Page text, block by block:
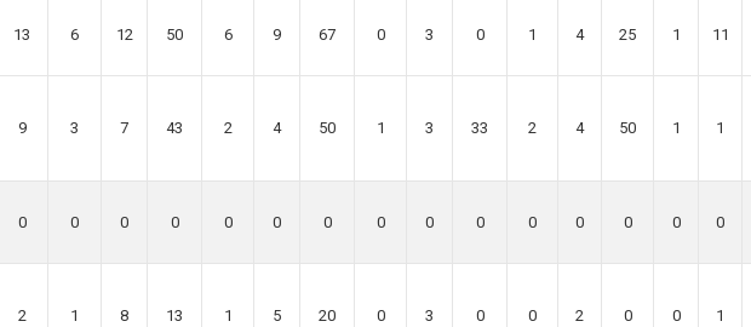
13 6 12 50 6 9 67 0 3 0 1 4 25 1 11
9 3 7 43 2 4 50 1 3 33 2 4 50 1 1
0 0 0 0 0 0 0 0 0 0 0 0 0 0 0
2 1 8 13 1 5 20 0 3 0 0 2 0 0 1